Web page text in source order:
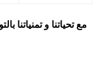
مع تحياتنا و